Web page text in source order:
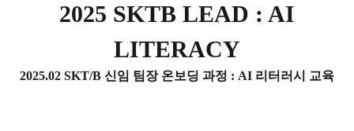
2025 SKTB LEAD : AI
LITERACY
2025.02 SKT/B 신임 팀장 온보딩 과정 : AI 리터러시 교육